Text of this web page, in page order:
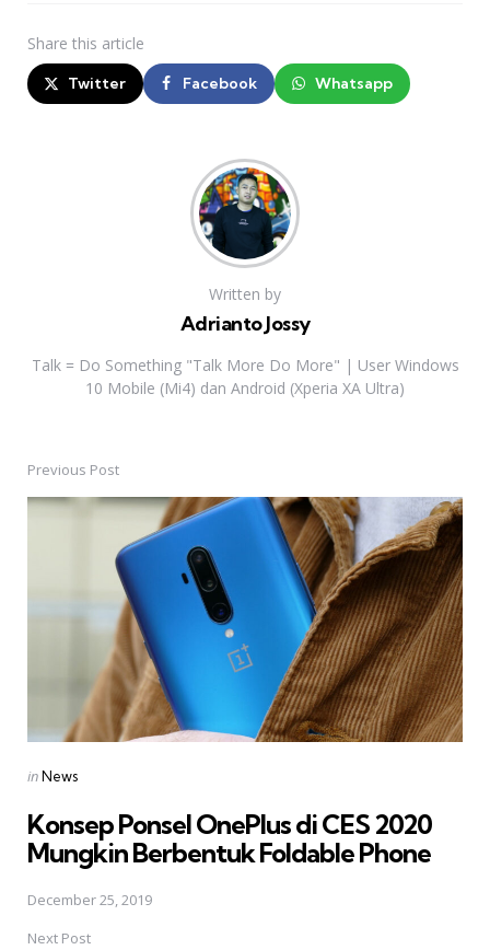
Share this article
Twitter Facebook Whatsapp
Written by
Adrianto Jossy
Talk = Do Something "Talk More Do More" | User Windows
10 Mobile (Mi4) dan Android (Xperia XA Ultra)
PostPrevious Post
Posted
inNews
Konsep Ponsel OnePlus di CES 2020
Mungkin Berbentuk Foldable Phone
December 25, 2019
Next Post